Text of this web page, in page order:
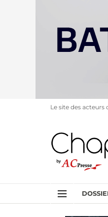
Le site des acteurs